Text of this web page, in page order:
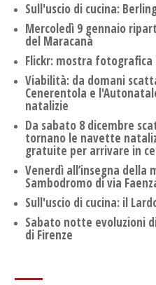
Sull'uscio di cucina:
Mercoledì 9 gennaio
del Maracanà
Flickr: mostra fotografica
Viabilità: da domani
Cenerentola e
natalizie
Da sabato 8 dicembre
tornano le navette
gratuite per arrivare in
Venerdì all’insegna della
Sambodromo di via
Sull'uscio di cucina: il
Sabato notte evoluzioni
di Firenze